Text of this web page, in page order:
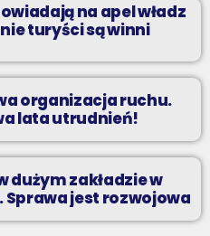
na apel władz
turyści są winni
organizacja ruchu.
lata utrudnień!
dużym zakładzie w
Sprawa jest rozwojowa